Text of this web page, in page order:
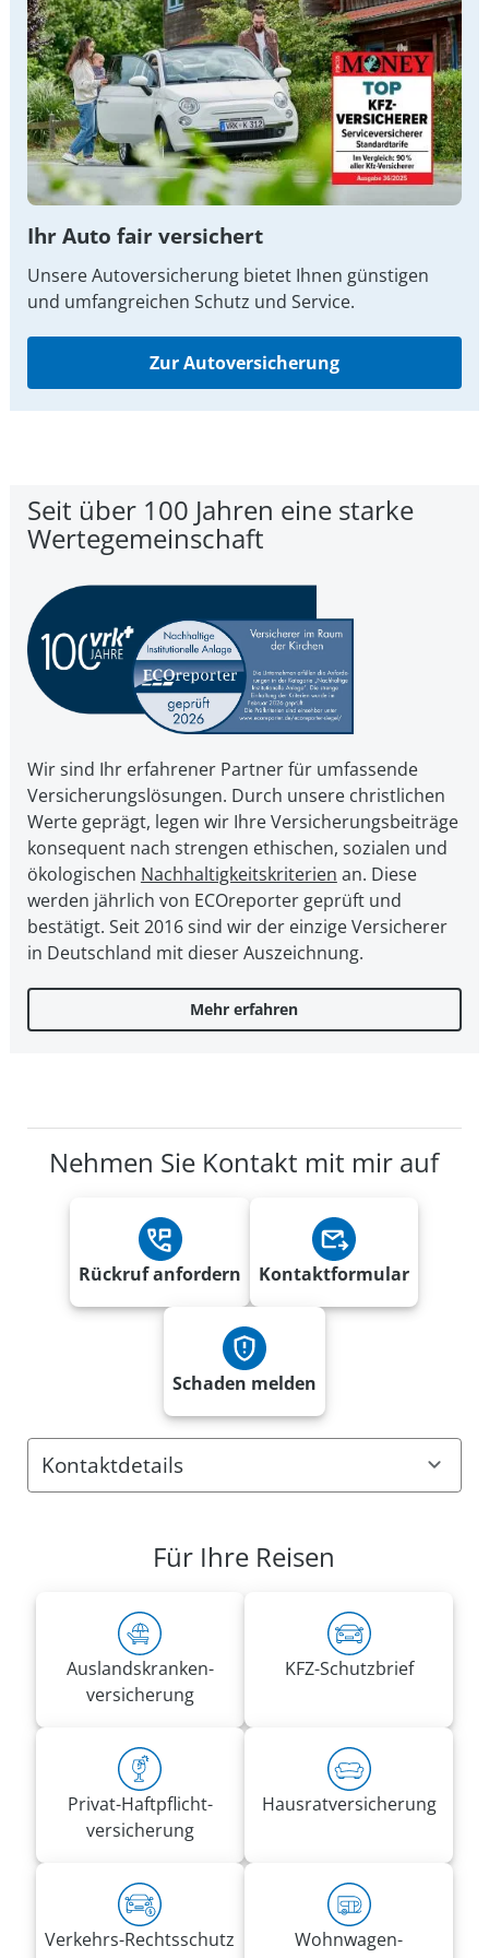
Ihr Auto fair versichert
Unsere Autoversicherung bietet Ihnen günstigen
und umfangreichen Schutz und Service.
Zur Autoversicherung
Seit über 100 Jahren eine starke
Wertegemeinschaft
Wir sind Ihr erfahrener Partner für umfassende
Versicherungslösungen. Durch unsere christ­li­chen
Werte geprägt, legen wir Ihre Ver­si­che­rungs­bei­trä­ge
kon­se­quent nach strengen ethischen, sozialen und
öko­lo­gi­schen Nach­hal­tig­keits­kri­te­ri­en an. Diese
werden jährlich von ECOreporter geprüft und
bestätigt. Seit 2016 sind wir der einzige Versicherer
in Deutschland mit dieser Auszeichnung.
Mehr erfahren
Nehmen Sie Kontakt mit mir auf
Rückruf anfordern Kontaktformular
Schaden melden
Kontaktdetails
Adalbertstr. 14
Rufnummern:
0157 59681814
Fax 0800 2875329292
ralf.pochaba@vrk-ad.de
Für Ihre Reisen
Auslandskranken­
versicherung
KFZ-Schutzbrief
Privat-Haft­pflicht­
versicherung
Hausrat­versicherung
Verkehrs-Rechtsschutz
Wohnwagen­